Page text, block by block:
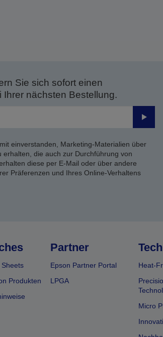
Sie sich sofort einen
nächsten Bestellung.
einverstanden, Marketing-Materialien über
die auch zur Durchführung von
diese per E-Mail oder über andere
Präferenzen und Ihres Online-Verhaltens
Produkten
Partner
Epson Partner Portal
LPGA
Heat-
Micro